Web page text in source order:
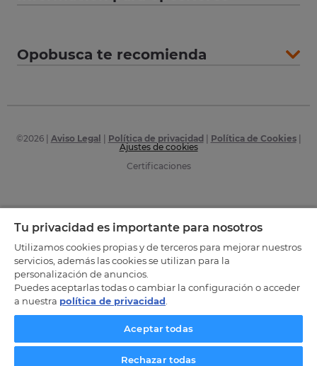
Opobusca te recomienda
©2026| Aviso Legal Política de privacidad Política de Cookies|
Ajustes de cookies
Certificaciones
Tu privacidad es importante para nosotros
Utilizamos cookies propias y de terceros para mejorar nuestros
servicios, además las cookies se utilizan para la
personalización de anuncios.
Puedes aceptarlas todas o cambiar la configuración o acceder
a nuestra política de privacidad
Aceptar todas
Rechazar todas